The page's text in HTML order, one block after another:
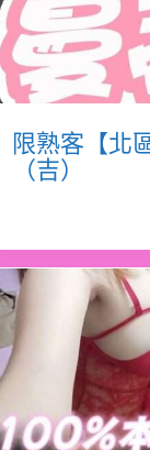
限熟客【北
（吉）